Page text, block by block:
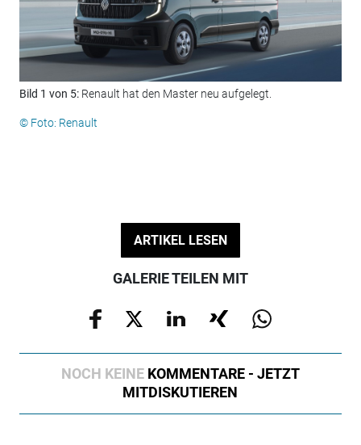
Bild 1 von 5: Renault hat den Master neu aufgelegt.
© Foto: Renault
ARTIKEL LESEN
GALERIE TEILEN MIT
NOCH KEINE KOMMENTARE - JETZT
MITDISKUTIEREN